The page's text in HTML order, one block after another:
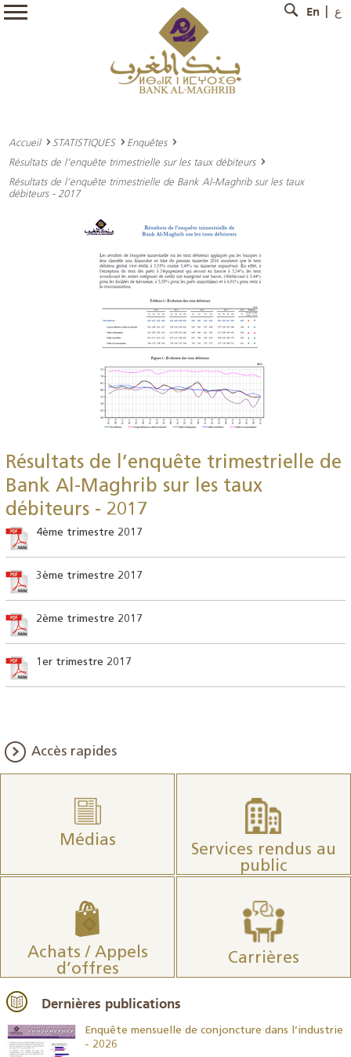
En ع
Accueil STATISTIQUES
Enquêtes
Résultats de l’enquête trimestrielle sur les taux débiteurs
Résultats de l’enquête trimestrielle de Bank Al-Maghrib sur les taux
débiteurs - 2017
Résultats de l’enquête trimestrielle de
Bank Al-Maghrib sur les taux
débiteurs - 2017
4ème trimestre 2017
3ème trimestre 2017
2ème trimestre 2017
1er trimestre 2017
Accès rapides
Médias
Services rendus au
public
Achats / Appels
d’offres
Carrières
Dernières publications
Enquête mensuelle de conjoncture dans l’industrie
- 2026